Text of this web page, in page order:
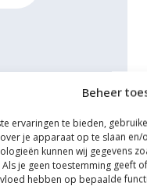
Beheer
ervaringen te bieden,
je apparaat op te slaan
kunnen wij gegevens
je geen toestemming geeft
hebben op bepaalde